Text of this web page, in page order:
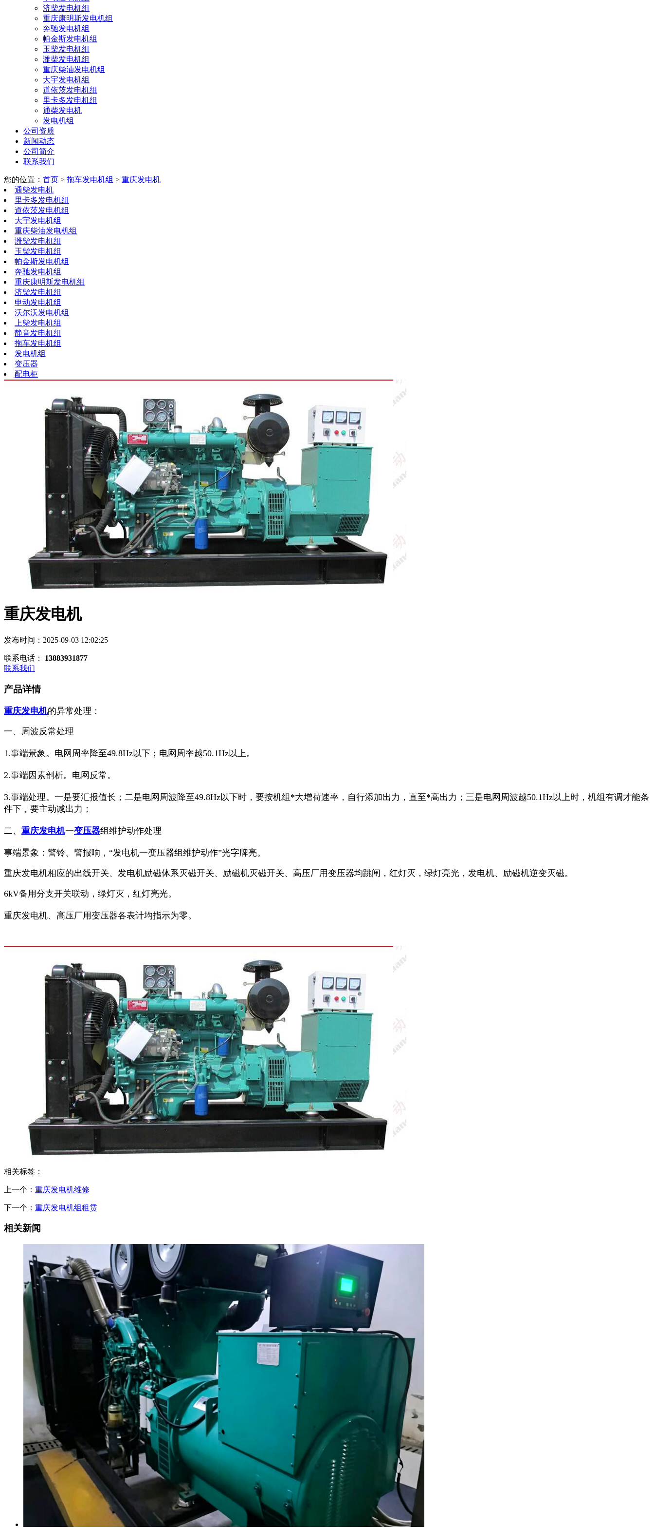
济柴发电机组
重庆康明斯发电机组
奔驰发电机组
帕金斯发电机组
玉柴发电机组
潍柴发电机组
重庆柴油发电机组
大宇发电机组
道依茨发电机组
里卡多发电机组
通柴发电机
发电机组
公司资质
新闻动态
公司简介
联系我们
您的位置： 首页 > 拖车发电机组 > 重庆发电机
通柴发电机
里卡多发电机组
道依茨发电机组
大宇发电机组
重庆柴油发电机组
潍柴发电机组
玉柴发电机组
帕金斯发电机组
奔驰发电机组
重庆康明斯发电机组
济柴发电机组
申动发电机组
沃尔沃发电机组
上柴发电机组
静音发电机组
拖车发电机组
发电机组
变压器
配电柜
重庆发电机
发布时间：2025-09-03 12:02:25
联系电话：
13883931877
联系我们
产品详情
重庆发电机的异常处理：
一、周波反常处理
1.事端景象。电网周率降至49.8Hz以下；电网周率越50.1Hz以上。
2.事端因素剖析。电网反常。
3.事端处理。一是要汇报值长；二是电网周波降至49.8Hz以下时，要按机组*大增荷速率，自行添加出力，直至*高出力；三是电网周波越50.1Hz以上时，机组有调才能条
件下，要主动减出力；
二、 重庆发电机一变压器组维护动作处理
事端景象：警铃、警报响，“发电机一变压器组维护动作”光字牌亮。
重庆发电机相应的出线开关、发电机励磁体系灭磁开关、励磁机灭磁开关、高压厂用变压器均跳闸，红灯灭，绿灯亮光，发电机、励磁机逆变灭磁。
6kV备用分支开关联动，绿灯灭，红灯亮光。
重庆发电机、高压厂用变压器各表计均指示为零。
相关标签：
上一个： 重庆发电机维修
下一个： 重庆发电机组租赁
相关新闻